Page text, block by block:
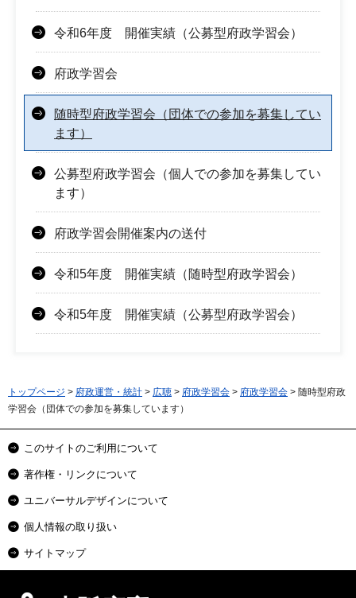
令和6年度 開催実績（公募型府政学習会）
府政学習会
随時型府政学習会（団体での参加を募集してい
ます）
公募型府政学習会（個人での参加を募集してい
ます）
府政学習会開催案内の送付
令和5年度 開催実績（随時型府政学習会）
令和5年度 開催実績（公募型府政学習会）
トップページ > 府政運営・統計 > 広聴 > 府政学習会 > 府政学習会 > 随時型府政
学習会（団体での参加を募集しています）
このサイトのご利用について
著作権・リンクについて
ユニバーサルデザインについて
個人情報の取り扱い
サイトマップ